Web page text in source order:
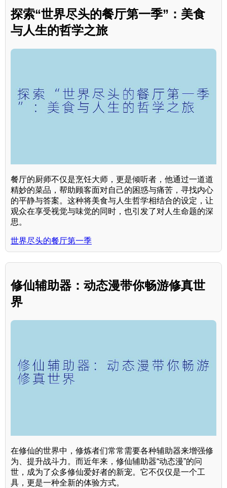
探索“世界尽头的餐厅第一季”：美食
与人生的哲学之旅
餐厅的厨师不仅是烹饪大师，更是倾听者，他通过一道道
精妙的菜品，帮助顾客面对自己的困惑与痛苦，寻找内心
的平静与答案。这种将美食与人生哲学相结合的设定，让
观众在享受视觉与味觉的同时，也引发了对人生命题的深
思。
世界尽头的餐厅第一季
修仙辅助器：动态漫带你畅游修真世
界
在修仙的世界中，修炼者们常常需要各种辅助器来增强修
为、提升战斗力。而近年来，修仙辅助器“动态漫”的问
世，成为了众多修仙爱好者的新宠。它不仅仅是一个工
具，更是一种全新的体验方式。